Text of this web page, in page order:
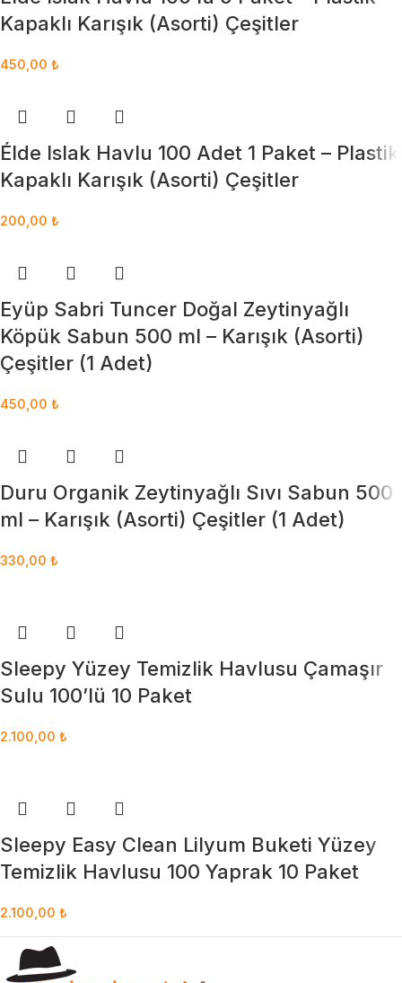
Kapaklı Karışık (Asorti) Çeşitler
450,00 ₺
Élde Islak Havlu 100 Adet 1 Paket – Plastik
Kapaklı Karışık (Asorti) Çeşitler
200,00 ₺
Eyüp Sabri Tuncer Doğal Zeytinyağlı
Köpük Sabun 500 ml – Karışık (Asorti)
Çeşitler (1 Adet)
450,00 ₺
Duru Organik Zeytinyağlı Sıvı Sabun 500
ml – Karışık (Asorti) Çeşitler (1 Adet)
330,00 ₺
Sleepy Yüzey Temizlik Havlusu Çamaşır
Sulu 100’lü 10 Paket
2.100,00 ₺
Sleepy Easy Clean Lilyum Buketi Yüzey
Temizlik Havlusu 100 Yaprak 10 Paket
2.100,00 ₺